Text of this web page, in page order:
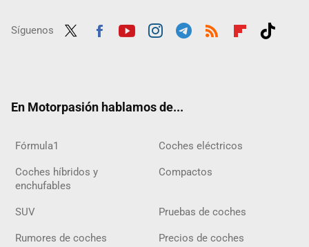
Síguenos
En Motorpasión hablamos de...
Fórmula1 Coches eléctricos
Coches híbridos y
enchufables
Compactos
SUV Pruebas de coches
Rumores de coches Precios de coches